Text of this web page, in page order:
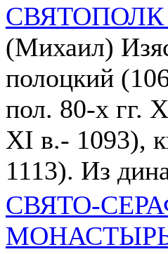
(Михаил)
полоцкий
пол. 80-х гг.
XI в.- 1093),
1113). Из
СВЯТО-